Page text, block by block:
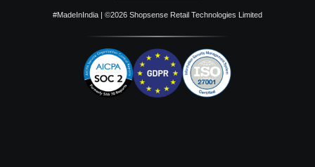
#MadeInIndia | ©2026 Shopsense Retail Technologies Limited